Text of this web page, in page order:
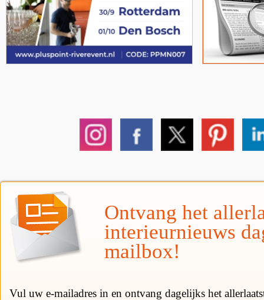
Ontvang het
interieurnieuws
mailbox!
Vul uw e-mailadres in en ontvang dagelijks het